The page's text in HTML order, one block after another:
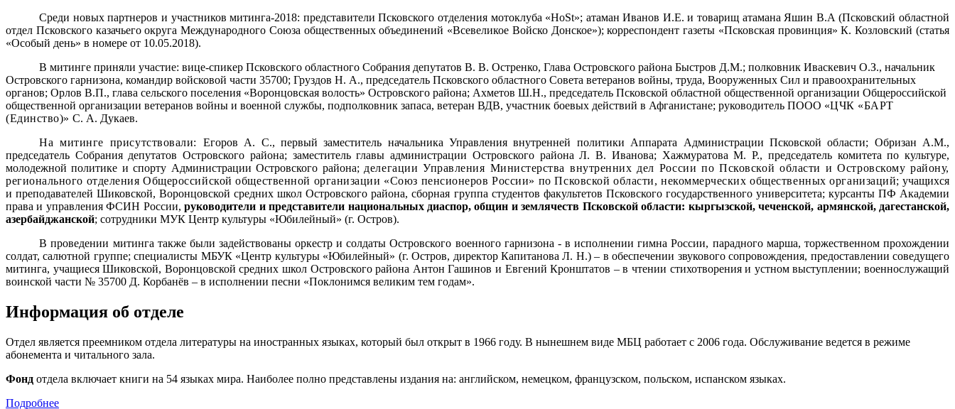
Среди новых партнеров и участников митинга-2018: представители Псковского отделения мотоклуба «HoSt»; атаман Иванов И.Е. и товарищ атамана Яшин В.А (Псковский областной
отдел Псковского казачьего округа Международного Союза общественных объединений «Всевеликое Войско Донское»); корреспондент газеты «Псковская провинция» К. Козловский (статья
«Особый день» в номере от 10.05.2018).
В митинге приняли участие: вице-спикер Псковского областного Собрания депутатов В. В. Остренко, Глава Островского района Быстров Д.М.; полковник Иваскевич О.З., начальник
Островского гарнизона, командир войсковой части 35700; Груздов Н. А., председатель Псковского областного Совета ветеранов войны, труда, Вооруженных Сил и правоохранительных
органов; Орлов В.П., глава сельского поселения «Воронцовская волость» Островского района; Ахметов Ш.Н., председатель Псковской областной общественной организации Общероссийской
общественной организации ветеранов войны и военной службы, подполковник запаса, ветеран ВДВ, участник боевых действий в Афганистане; руководитель ПООО «ЦЧК «БАРТ
(Единство)» С. А. Дукаев.
На митинге присутствовали: Егоров А. С., первый заместитель начальника Управления внутренней политики Аппарата Администрации Псковской области; Обризан А.М.,
председатель Собрания депутатов Островского района; заместитель главы администрации Островского района Л. В. Иванова; Хажмуратова М. Р., председатель комитета по культуре,
молодежной политике и спорту Администрации Островского района; делегации Управления Министерства внутренних дел России по Псковской области и Островскому району,
регионального отделения Общероссийской общественной организации «Союз пенсионеров России» по Псковской области, некоммерческих общественных организаций; учащихся
и преподавателей Шиковской, Воронцовской средних школ Островского района, сборная группа студентов факультетов Псковского государственного университета; курсанты ПФ Академии
права и управления ФСИН России,руководители и представители национальных диаспор, общин и землячеств Псковской области: кыргызской, чеченской, армянской, дагестанской,
азербайджанской; сотрудники МУК Центр культуры «Юбилейный» (г. Остров).
В проведении митинга также были задействованы оркестр и солдаты Островского военного гарнизона - в исполнении гимна России, парадного марша, торжественном прохождении
солдат, салютной группе; специалисты МБУК «Центр культуры «Юбилейный» (г. Остров, директор Капитанова Л. Н.) – в обеспечении звукового сопровождения, предоставлении соведущего
митинга, учащиесяШиковской, Воронцовской средних школ Островского района Антон Гашинов и Евгений Кронштатов – в чтении стихотворения и устном выступлении; военнослужащий
воинской части № 35700 Д. Корбанёв – в исполнении песни «Поклонимся великим тем годам».
Информация об отделе
Отдел является преемником отдела литературы на иностранных языках, который был открыт в 1966 году. В нынешнем виде МБЦ работает с 2006 года. Обслуживание ведется в режиме
абонемента и читального зала.
Фонд отдела включает книги на 54 языках мира. Наиболее полно представлены издания на: английском, немецком, французском, польском, испанском языках.
Подробнее